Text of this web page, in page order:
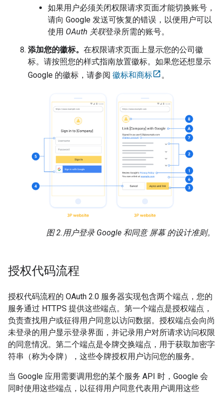
如果用户必须关闭权限请求页面才能切换账号，
请向 Google 发送可恢复的错误，以便用户可以
使用 OAuth 关联登录所需的账号。
添加您的徽标。 在权限请求页面上显示您的公司徽
标。请按照您的样式指南放置徽标。如果您还想显示
Google 的徽标，请参阅 徽标和商标 。
图 2.用户登录 Google 和同意 屏幕 的设计准则。
授权代码流程
授权代码流程的 OAuth 2.0 服务器实现包含两个端点，您的
服务通过 HTTPS 提供这些端点。第一个端点是授权端点，
负责查找用户或征得用户同意以访问数据。授权端点会向尚
未登录的用户显示登录界面，并记录用户对所请求访问权限
的同意情况。第二个端点是令牌交换端点，用于获取加密字
符串（称为令牌），这些令牌授权用户访问您的服务。
当 Google 应用需要调用您的某个服务 API 时，Google 会
同时使用这些端点，以征得用户同意代表用户调用这些